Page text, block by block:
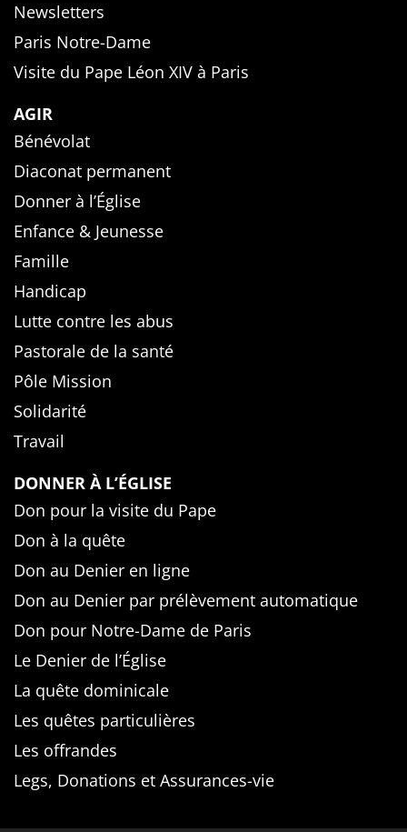
Newsletters
Paris Notre-Dame
Visite du Pape Léon XIV à Paris
AGIR
Bénévolat
Diaconat permanent
Donner à l’Église
Enfance & Jeunesse
Famille
Handicap
Lutte contre les abus
Pastorale de la santé
Pôle Mission
Solidarité
Travail
DONNER À L’ÉGLISE
Don pour la visite du Pape
Don à la quête
Don au Denier en ligne
Don au Denier par prélèvement automatique
Don pour Notre-Dame de Paris
Le Denier de l’Église
La quête dominicale
Les quêtes particulières
Les offrandes
Legs, Donations et Assurances-vie